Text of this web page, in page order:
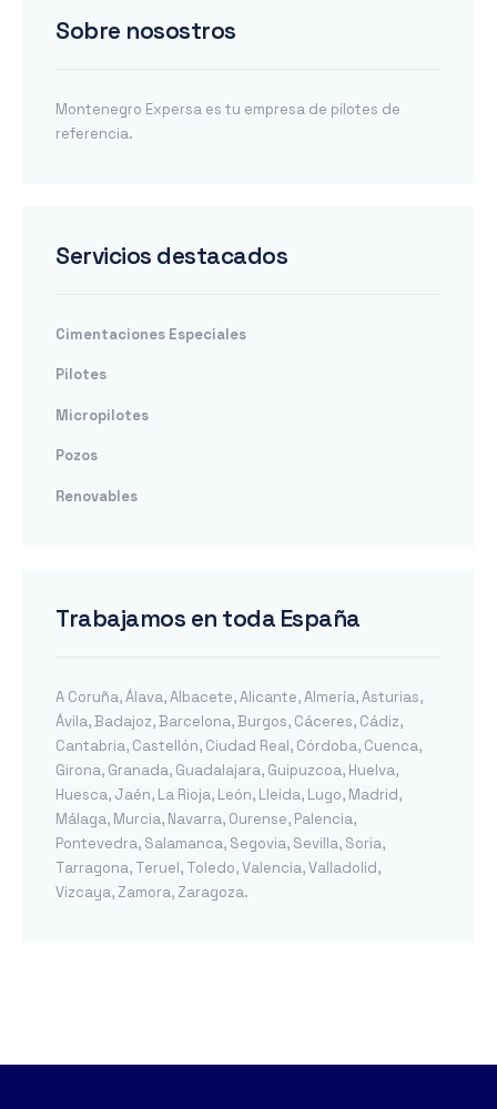
Sobre nosostros
Montenegro Expersa es tu empresa de pilotes de
referencia.
Servicios destacados
Cimentaciones Especiales
Pilotes
Micropilotes
Pozos
Renovables
Trabajamos en toda España
A Coruña,Álava,Albacete,Alicante,Almería,Asturias,
Ávila,Badajoz,Barcelona,Burgos, Cáceres, Cádiz,
Cantabria, Castellón, Ciudad Real, Córdoba, Cuenca,
Girona, Granada, Guadalajara, Guipuzcoa, Huelva,
Huesca, Jaén, La Rioja, León, Lleida, Lugo, Madrid,
Málaga, Murcia, Navarra, Ourense, Palencia,
Pontevedra, Salamanca, Segovia, Sevilla, Soria,
Tarragona, Teruel, Toledo,Valencia,Valladolid,
Vizcaya, Zamora, Zaragoza.